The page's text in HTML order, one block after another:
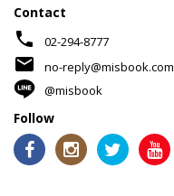
Contact
phone 02-294-8777
mail
no-reply@misbook.com
@misbook
Follow